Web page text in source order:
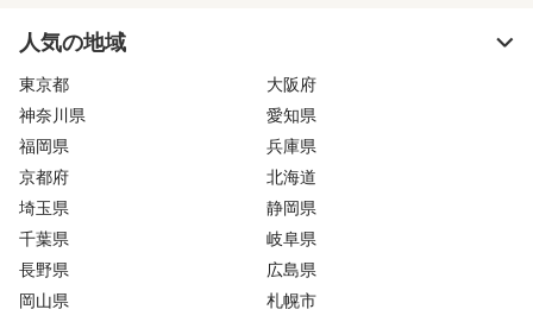
人気の地域
東京都
大阪府
神奈川県
愛知県
福岡県
兵庫県
京都府
北海道
埼玉県
静岡県
千葉県
岐阜県
長野県
広島県
岡山県
札幌市